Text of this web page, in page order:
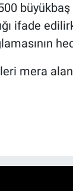
ifade
mera